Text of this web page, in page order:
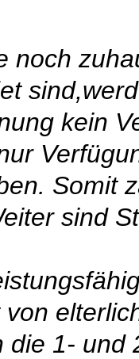
noch
kein
Somit
sind
die 1- und